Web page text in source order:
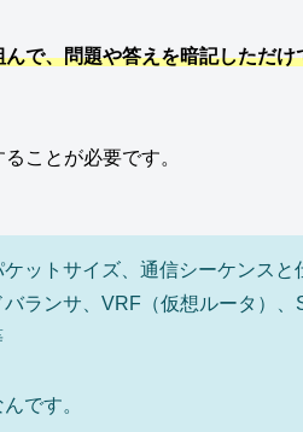
で、問題や答えを暗記しただ
ことが必要です。
ットサイズ、通信シーケンスと
ランサ、VRF（仮想ルータ）
です。